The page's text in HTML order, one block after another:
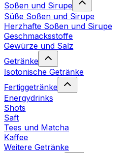
Soßen und Sirupe
Süße Soßen und Sirupe
Herzhafte Soßen und Sirupe
Geschmacksstoffe
Gewürze und Salz
Getränke
Isotonische Getränke
Fertiggetränke
Energydrinks
Shots
Saft
Tees und Matcha
Kaffee
Weitere Getränke